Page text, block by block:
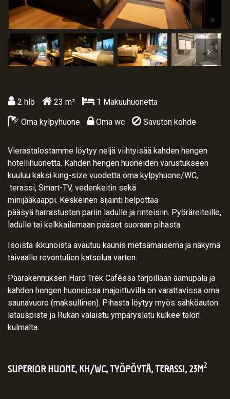
2 hlö 23 m² 1 Makuuhuonetta
Oma kylpyhuone Oma wc Savuton kohde
Vierastalostamme löytyy neljä viihtyisää kahden hengen
hotellihuonetta. Kahden hengen huoneiden varustukseen
kuuluu kaksi king-size vuodetta oma kylpyhuone/WC,
terassi, Smart-TV, vedenkeitin sekä
minijääkaappi. Keskeinen sijainti helpottaa
pääsyä harrastusten pariin ladulle ja rinteisiin. Pyöräreiteille,
ladulle tai kelkkailemaan pääset suoraan pihasta.
Isoista ikkunoista avautuu kaunis metsämaisema ja näkymä
taivaalle revontulien katselua varten.
Päärakennuksen Hard Trek Caféssa tarjoillaan aamupala ja
kahden hengen huoneissa majoittuvilla on varattavissa oma
saunavuoro (maksullinen). Pihasta löytyy myös sähköauton
latauspiste ja Rukan valaistu ympäryslatu kulkee talon
kulmalta.
SUPERIOR HUONE, KH/WC, TYÖPÖYTÄ, TERASSI, 23M2